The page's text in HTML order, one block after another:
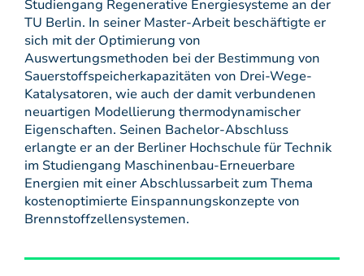
Studiengang Regenerative Energiesysteme an der
TU Berlin. In seiner Master-Arbeit beschäftigte er
sich mit der Optimierung von
Auswertungsmethoden bei der Bestimmung von
Sauerstoffspeicherkapazitäten von Drei-Wege-
Katalysatoren, wie auch der damit verbundenen
neuartigen Modellierung thermodynamischer
Eigenschaften. Seinen Bachelor-Abschluss
erlangte er an der Berliner Hochschule für Technik
im Studiengang Maschinenbau-Erneuerbare
Energien mit einer Abschlussarbeit zum Thema
kostenoptimierte Einspannungskonzepte von
Brennstoffzellensystemen.